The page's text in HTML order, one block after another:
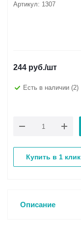
Артикул: 1307
244 руб./шт
Есть в наличии (2)
Купить в 1 клик
Описание